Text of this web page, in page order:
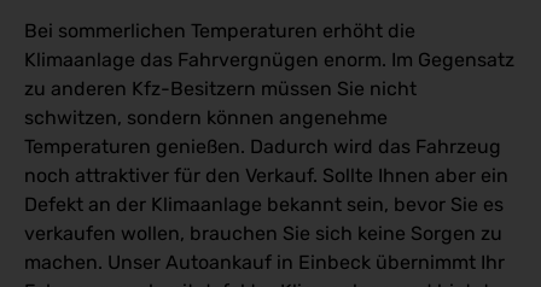
Bei sommerlichen Temperaturen erhöht die
Klimaanlage das Fahrvergnügen enorm. Im Gegensatz
zu anderen Kfz-Besitzern müssen Sie nicht
schwitzen, sondern können angenehme
Temperaturen genießen. Dadurch wird das Fahrzeug
noch attraktiver für den Verkauf. Sollte Ihnen aber ein
Defekt an der Klimaanlage bekannt sein, bevor Sie es
verkaufen wollen, brauchen Sie sich keine Sorgen zu
machen. Unser Autoankauf in Einbeck übernimmt Ihr